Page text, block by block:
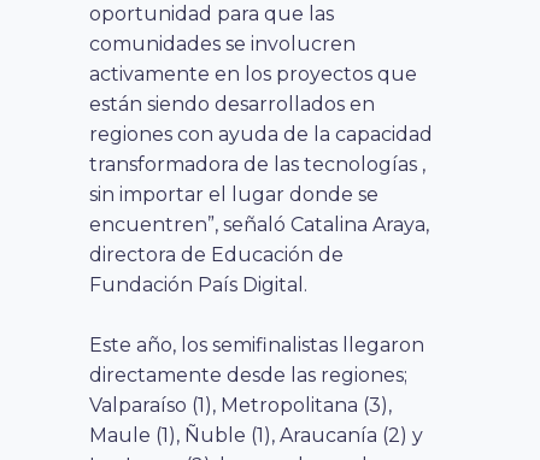
oportunidad para que las
comunidades se involucren
activamente en los proyectos que
están siendo desarrollados en
regiones con ayuda de la capacidad
transformadora de las tecnologías ,
sin importar el lugar donde se
encuentren”, señaló Catalina Araya,
directora de Educación de
Fundación País Digital.
Este año, los semifinalistas llegaron
directamente desde las regiones;
Valparaíso (1), Metropolitana (3),
Maule (1), Ñuble (1), Araucanía (2) y